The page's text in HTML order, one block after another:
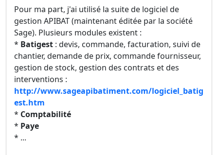
Pour ma part, j'ai utilisé la suite de logiciel de
gestion APIBAT (maintenant éditée par la société
Sage). Plusieurs modules existent :
* Batigest : devis, commande, facturation, suivi de
chantier, demande de prix, commande fournisseur,
gestion de stock, gestion des contrats et des
interventions :
http://www.sageapibatiment.com/logiciel_batig
est.htm
* Comptabilité
* Paye
* ...